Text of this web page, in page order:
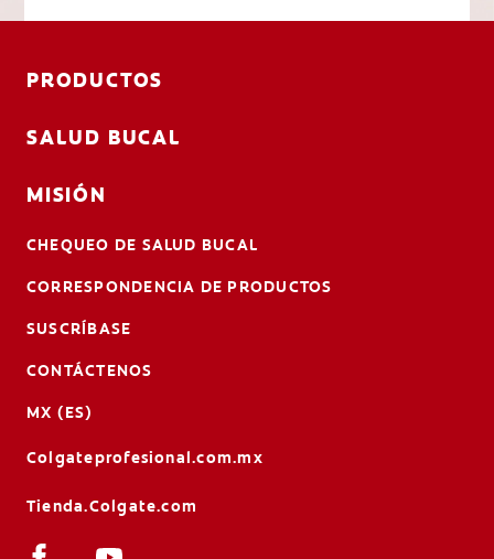
PRODUCTOS
SALUD BUCAL
MISIÓN
CHEQUEO DE SALUD BUCAL
CORRESPONDENCIA DE PRODUCTOS
SUSCRÍBASE
CONTÁCTENOS
MX (ES)
Colgateprofesional.com.mx
Tienda.Colgate.com